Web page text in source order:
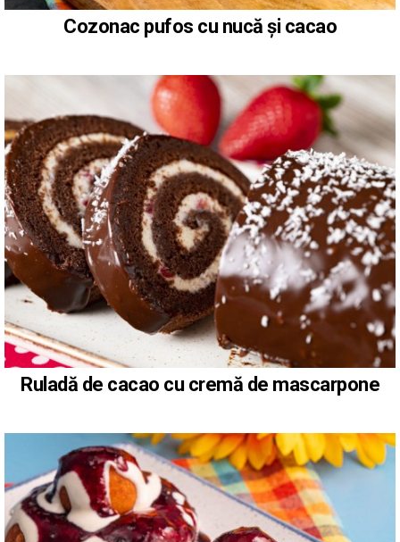
Cozonac pufos cu nucă și cacao
Ruladă de cacao cu cremă de mascarpone